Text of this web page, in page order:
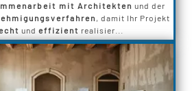
mit Architekten und der
, damit Ihr Projekt
undeffizient realisier...